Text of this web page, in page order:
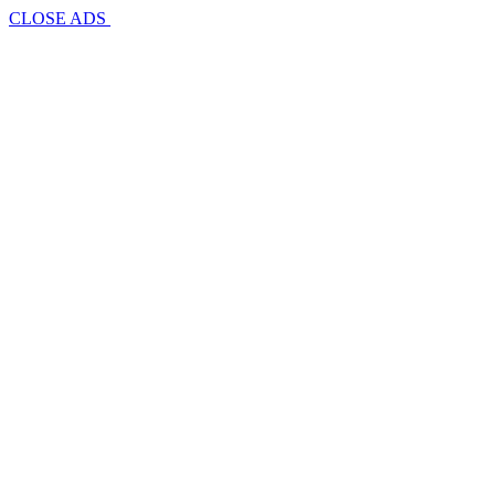
CLOSE ADS